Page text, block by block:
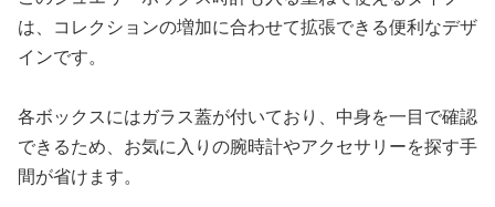
は、コレクションの増加に合わせて拡張できる便利なデザ
インです。
各ボックスにはガラス蓋が付いており、中身を一目で確認
できるため、お気に入りの腕時計やアクセサリーを探す手
間が省けます。